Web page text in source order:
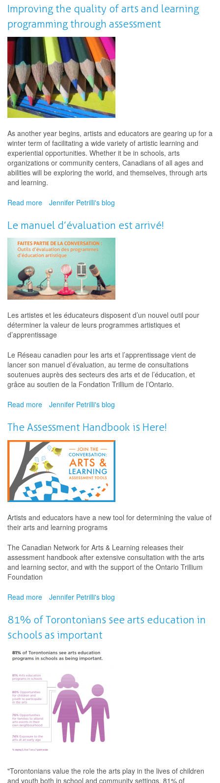
améliorer
la
qualité
de
la
programmation
d’art
et
d’apprentissage
au
moyen
de
Improving the quality of arts and learning
programming through assessment
As another year begins, artists and educators are gearing up for a
winter term of facilitating a wide variety of artistic learning and
experiential opportunities. Whether it be in schools, arts
organizations or community centers, Canadians of all ages and
abilities will be exploring the world, and themselves, through arts
and learning.
Read more about
the
quality
of
arts
and
learning
programming
through
assessment
Jennifer Petrilli's blog
Le manuel d’évaluation est arrivé!
Les artistes et les éducateurs disposent d’un nouvel outil pour
déterminer la valeur de leurs programmes artistiques et
d’apprentissage
Le Réseau canadien pour les arts et l’apprentissage vient de
lancer son manuel d’évaluation, au terme de consultations
soutenues auprès des secteurs des arts et de l’éducation, et
grâce au soutien de la Fondation Trillium de l’Ontario.
Read more about
manuel
d’évaluation
est
arrivé!
Jennifer Petrilli's blog
The Assessment Handbook is Here!
Artists and educators have a new tool for determining the value of
their arts and learning programs
The Canadian Network for Arts & Learning releases their
assessment handbook after extensive consultation with the arts
and learning sector, and with the support of the Ontario Trillium
Foundation
Read more about
Assessment
Handbook
is
Jennifer Petrilli's blog
81% of Torontonians see arts education in
schools as important
"Torontonians value the role the arts play in the lives of children
and youth both in school and community settings. 81% of